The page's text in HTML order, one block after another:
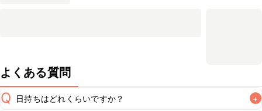
よくある質問
Q 日持ちはどれくらいですか？ +